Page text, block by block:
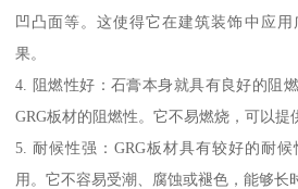
凹凸面等。这使得它在建筑装饰中应
果。
4. 阻燃性好：石膏本身就具有良好的阻
GRG板材的阻燃性。它不易燃烧，可以提
5. 耐候性强：GRG板材具有较好的耐
用。它不容易受潮、腐蚀或褪色，能够长